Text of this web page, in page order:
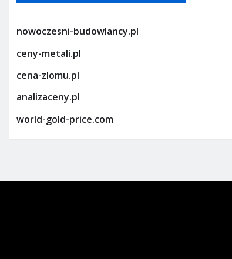
nowoczesni-budowlancy.pl
ceny-metali.pl
cena-zlomu.pl
analizaceny.pl
world-gold-price.com